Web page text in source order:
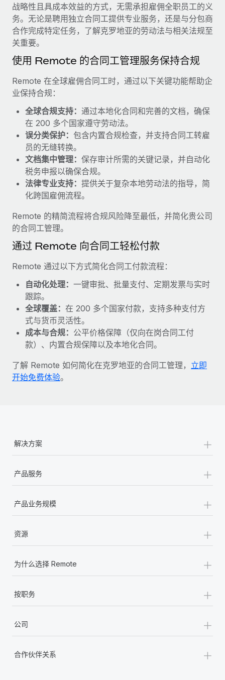
服务
咨询专家
获得全球人力资源与合规方面的专家帮助
背景调查
合规守望台
防范合规风险
设备管理
在全球范围内配置和跟踪 IT 设备
实体设立
快速建立合规实体
人员调配与搬迁
轻松搬迁员工
福利
轻松管理员工福利
Remote Build 即将推出
集成与人工智能自动化咨询
案例研究
Cultivating a Thriving Remote-First Culture in
Partnership with Remote
At a glance Discover the evolution of TheyDo, a pioneering
journey management platform that has...
了解更多
Reverse Tech's strategic partnership with
Remote for contractor management and
payroll
Reverse Tech at a glance Health and wellness startup,
Reverse Tech, partnered with Remote to manage...
了解更多
薪金与人才洞察
洞察中心
获得支持
查看全部资源
博客
Why owned entities are key to maintaining
EOR compliance
As the global workforce continues to expand in response
to the demands of today’s labor market, the...
了解更多
What a Workday global payroll implementation
actually looks like
Most teams hear "payroll implementation" and picture a
six-month project with a dedicated team....
了解更多
战略性且具成本效益的方式，无需承担雇佣全职员工的义
务。无论是聘用独立合同工提供专业服务，还是与分包商
合作完成特定任务，了解克罗地亚的劳动法与相关法规至
关重要。
使用 Remote 的合同工管理服务保持合规
Remote 在全球雇佣合同工时，通过以下关键功能帮助企
业保持合规：
全球合规支持： 通过本地化合同和完善的文档，确保
在 200 多个国家遵守劳动法。
误分类保护： 包含内置合规检查，并支持合同工转雇
员的无缝转换。
文档集中管理： 保存审计所需的关键记录，并自动化
税务申报以确保合规。
法律专业支持： 提供关于复杂本地劳动法的指导，简
化跨国雇佣流程。
Remote 的精简流程将合规风险降至最低，并简化贵公司
的合同工管理。
通过 Remote 向合同工轻松付款
Remote 通过以下方式简化合同工付款流程：
自动化处理： 一键审批、批量支付、定期发票与实时
跟踪。
全球覆盖： 在 200 多个国家付款，支持多种支付方
式与货币灵活性。
成本与合规： 公平价格保障（仅向在岗合同工付
款）、内置合规保障以及本地化合同。
了解 Remote 如何简化在克罗地亚的合同工管理， 立即
开始免费体验。
解决方案 +
产品服务 +
产品业务规模 +
资源 +
为什么选择 Remote +
按职务 +
公司 +
合作伙伴关系 +